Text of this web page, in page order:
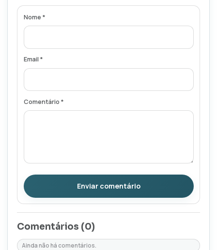
Nome *
Email *
Comentário *
Enviar comentário
Comentários (0)
Ainda não há comentários.